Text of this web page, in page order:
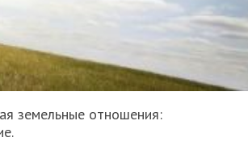
земельные отношения: